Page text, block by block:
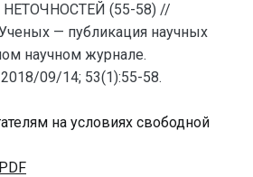
(55-58) //
— публикация научных
научном журнале.
09/14; 53(1):55-58.
на условиях свободной